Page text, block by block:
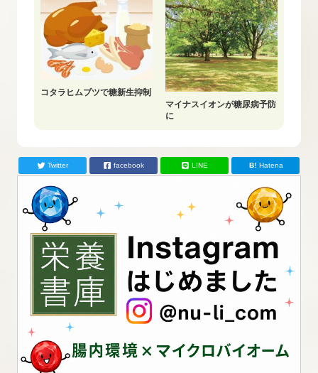
コタラヒムブツで糖新生抑制
マイナスイオンが糖尿病予防
に
Twitter facebook LINE Hatena